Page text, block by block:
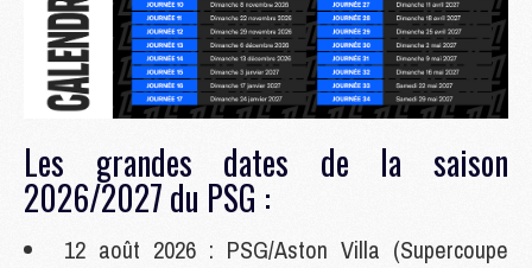
Les grandes dates de la saison
2026/2027 du PSG :
12 août 2026 : PSG/Aston Villa (Supercoupe